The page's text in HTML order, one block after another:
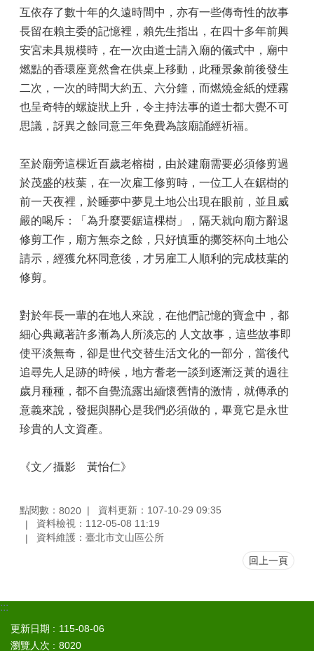
等
區
檔
案
應
用
展
請
案
檔
案
下
載
礙
專
區
個
人
資
保
網
電
互依存了數十年的久遠時間中，亦有一些傳奇性的故事
長留在賴主委的記憶裡，賴先生指出，在四十多年前興
安宮未具規模時，在一次由道士請入廟的儀式中，廟中
燃點的香環座竟然會在供桌上移動，此種景象前後發生
二次，一次的時間大約五、六分鐘，而燃燒金紙的煙霧
也呈奇特的螺旋狀上升，令主持法事的道士都大覺不可
思議，訝異之餘同意三年免費為該廟誦經祈福。
至於廟旁這棵近百歲老榕樹，由於建廟需要必須修剪過
於茂盛的枝葉，在一次雇工修剪時，一位工人在鋸樹的
前一天夜裡，於睡夢中夢見土地公出現在眼前，並且威
嚴的喝斥：「為升麼要鋸這棵樹」，隔天就向廟方辭退
修剪工作，廟方無奈之餘，只好慎重的擲筊杯向土地公
請示，經獲允杯同意後，才另雇工人順利的完成枝葉的
修剪。
對於年長一輩的在地人來說，在他們記憶的寶盒中，都
細心典藏著許多漸為人所淡忘的 人文故事，這些故事即
使平淡無奇，卻是世代交替生活文化的一部分，當後代
追尋先人足跡的時候，地方耆老一談到逐漸泛黃的過往
歲月種種，都不自覺流露出緬懷舊情的激情，就傳承的
意義來說，發掘與關心是我們必須做的，畢竟它是永世
珍貴的人文資產。
《文／攝影 黃怡仁》
點閱數： 8020
資料更新：107-10-29 09:35
資料檢視：112-05-08 11:19
資料維護：臺北市文山區公所
回上一頁
:::
更新日期
115-08-06
瀏覽人次
8020